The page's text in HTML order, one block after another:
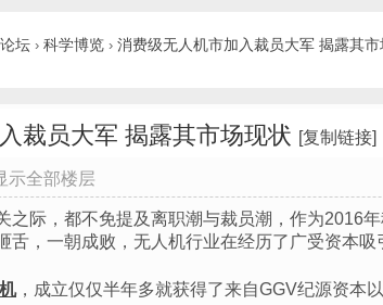
坛 › 科学博览 › 消费级无人机市加入裁员大军 揭露其市
裁员大军 揭露其市场现状 [复制链接]
示全部楼层
之际，都不免提及离职潮与裁员潮，作为2016
舌，一朝成败，无人机行业在经历了广受资本
，成立仅仅半年多就获得了来自GGV纪源资本